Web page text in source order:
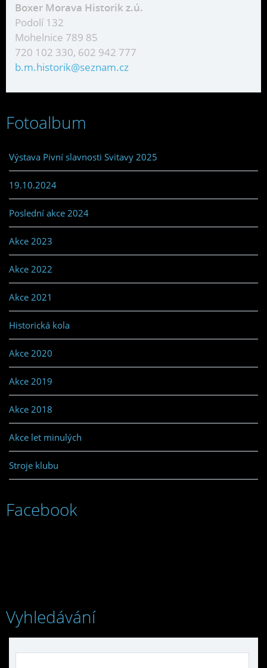
Boxer Morava Historik z.ú.
Podolí 132
Mohelnice 789 85
720 102 330, 602 942 777
b.m.historik@seznam.cz
Fotoalbum
Výstava Pivní slavnosti Svitavy 2025
19.10.2024
Poslední akce 2024
Akce 2023
Akce 2022
Akce 2021
Historická kola
Akce 2020
Akce 2019
Akce 2018
Akce let minulých
Stroje klubu
Facebook
Vyhledávání